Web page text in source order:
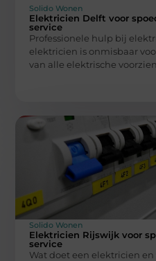
Solido Wonen
Elektricien Delft voor
service
Professionele hulp bij
elektricien is onmisbaar
van alle elektrische
Solido Wonen
Elektricien Rijswijk voor
service
Wat doet een elektricien